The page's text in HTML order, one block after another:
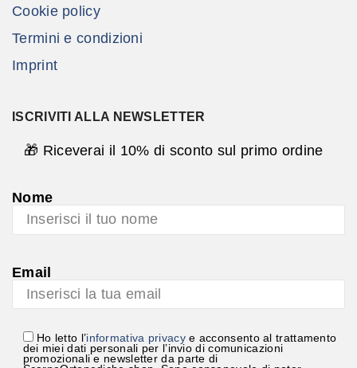
Cookie policy
Termini e condizioni
Imprint
ISCRIVITI ALLA NEWSLETTER
🎁 Riceverai il 10% di sconto sul primo ordine
Nome
Email
Ho letto l’informativa privacye acconsento al trattamento
dei miei dati personali per l’invio di comunicazioni
promozionali e newsletter da parte di